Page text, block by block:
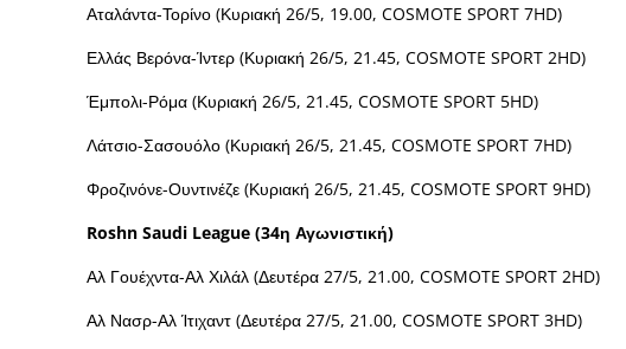
Αταλάντα-Τορίνο (Κυριακή 26/5, 19.00, COSMOTE SPORT 7HD)
Ελλάς Βερόνα-Ίντερ (Κυριακή 26/5, 21.45, COSMOTE SPORT 2HD)
Έμπολι-Ρόμα (Κυριακή 26/5, 21.45, COSMOTE SPORT 5HD)
Λάτσιο-Σασουόλο (Κυριακή 26/5, 21.45, COSMOTE SPORT 7HD)
Φροζινόνε-Ουντινέζε (Κυριακή 26/5, 21.45, COSMOTE SPORT 9HD)
Roshn Saudi League (34η Αγωνιστική)
Αλ Γουέχντα-Αλ Χιλάλ (Δευτέρα 27/5, 21.00, COSMOTE SPORT 2HD)
Αλ Νασρ-Αλ Ίτιχαντ (Δευτέρα 27/5, 21.00, COSMOTE SPORT 3HD)